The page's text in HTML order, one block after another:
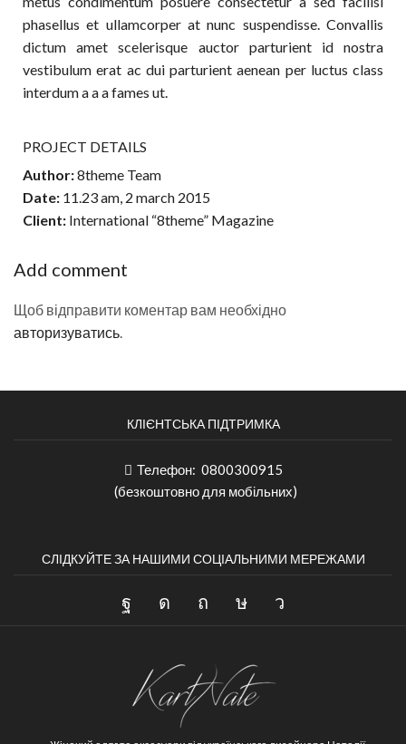
phasellus et ullamcorper at nunc suspendisse. Convallis
dictum amet scelerisque auctor parturient id nostra
vestibulum erat ac dui parturient aenean per luctus class
interdum a a a fames ut.
PROJECT DETAILS
Author:8theme Team
Date: 11.23 am, 2 march 2015
Client: International “8theme” Magazine
Add comment
Щоб відправити коментар вам необхідно
авторизуватись.
КЛІЄНТСЬКА ПІДТРИМКА
Телефон: 0800300915
(безкоштовно для мобільних)
СЛІДКУЙТЕ ЗА НАШИМИ СОЦІАЛЬНИМИ МЕРЕЖАМИ